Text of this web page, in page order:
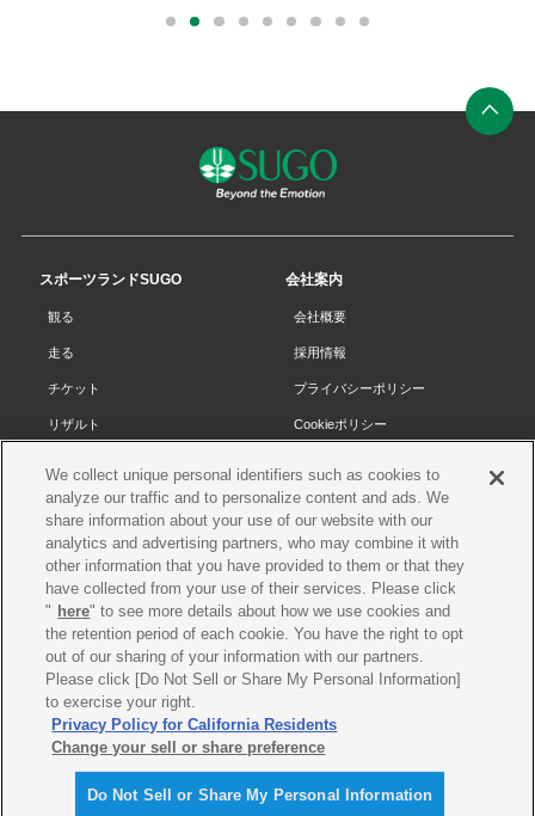
各種レース情報
レーストップ エントリー
ムービー&フォトギャラリー
部
0 1 2 3 4 5 6 7 8
の
スポーツランドSUGO
観る
走る
チケット
リザルト
SUGOで遊ぼう
イベントスケジュール
営業案内・アクセス
レースオフィシャル
会社案内
会社概要
採用情報
プライバシーポリシー
Cookieポリシー
お問い合わせ
©SUGO. All rights reserved
We collect unique personal identifiers such as cookies to
analyze our traffic and to personalize content and ads. We
share information about your use of our website with our
analytics and advertising partners, who may combine it with
other information that you have provided to them or that they
have collected from your use of their services. Please click
" here" to see more details about how we use cookies and
the retention period of each cookie. You have the right to opt
out of our sharing of your information with our partners.
Please click [Do Not Sell or Share My Personal Information]
to exercise your right.
Privacy Policy for California Residents
Change your sell or share preference
Do Not Sell or Share My Personal Information